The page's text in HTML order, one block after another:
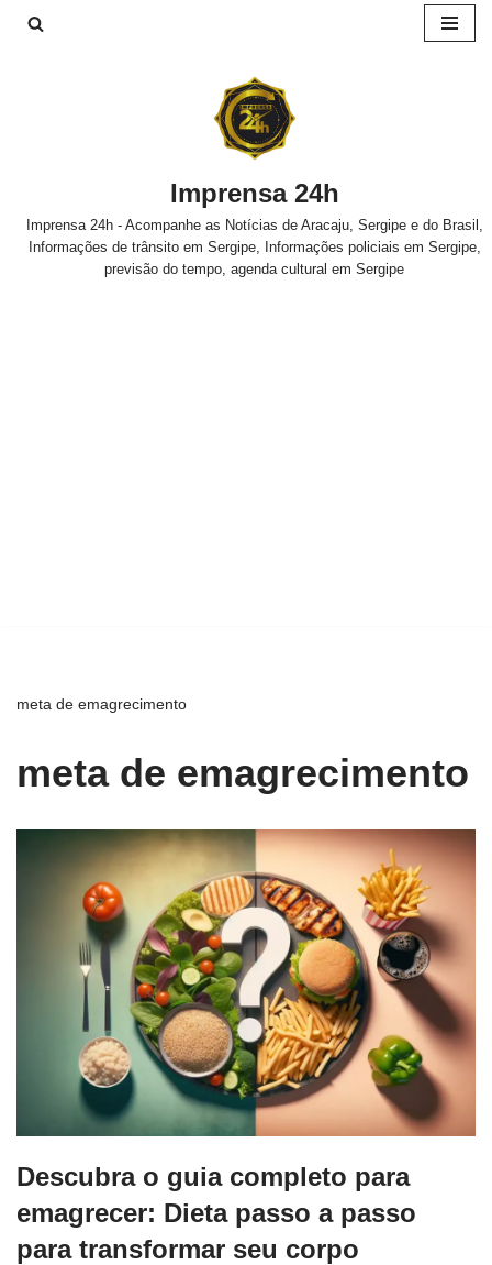
Imprensa 24h
Imprensa 24h - Acompanhe as Notícias de Aracaju, Sergipe e do Brasil,
Informações de trânsito em Sergipe, Informações policiais em Sergipe,
previsão do tempo, agenda cultural em Sergipe
meta de emagrecimento
meta de emagrecimento
Descubra o guia completo para
emagrecer: Dieta passo a passo
para transformar seu corpo